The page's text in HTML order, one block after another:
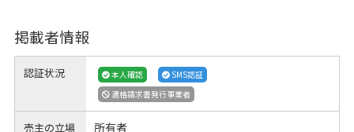
掲載者情報
認証状況 本人確認
SMS認証
適格請求書発行事業者
売主の立場 所有者